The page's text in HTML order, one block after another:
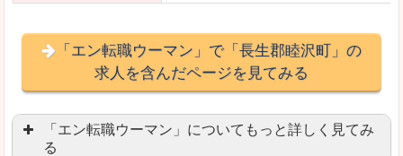
「エン転職ウーマン」で「長生郡睦沢町」の
求人を含んだページを見てみる
「エン転職ウーマン」についてもっと詳しく見てみ
る